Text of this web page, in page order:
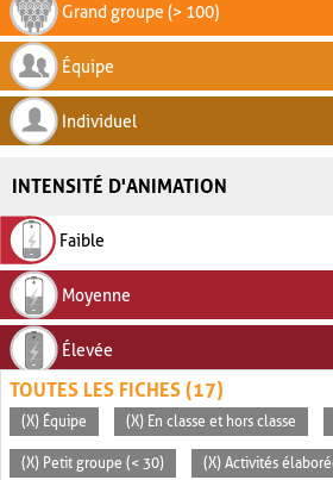
Grand groupe (> 100)
Équipe
Individuel
INTENSITÉ D'ANIMATION
Faible
Moyenne
Élevée
TOUTES LES FICHES (17)
(X) Équipe (X) En classe et hors classe
(X) Petit groupe (< 30) (X) Activités